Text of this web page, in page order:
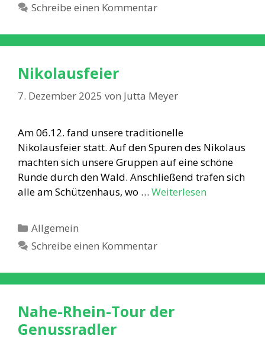
Schreibe einen Kommentar
Nikolausfeier
7. Dezember 2025 von Jutta Meyer
Am 06.12. fand unsere traditionelle
Nikolausfeier statt. Auf den Spuren des Nikolaus
machten sich unsere Gruppen auf eine schöne
Runde durch den Wald. Anschließend trafen sich
alle am Schützenhaus, wo … Weiterlesen
Kategorien
Allgemein
Schreibe einen Kommentar
Nahe-Rhein-Tour der
Genussradler